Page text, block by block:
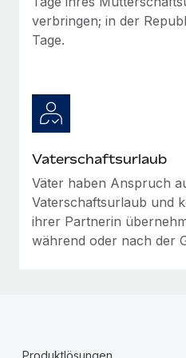
verbringen; in der
Tage.
Vaterschaftsurlaub
Väter haben Anspruch
Vaterschaftsurlaub und
ihrer Partnerin
während oder nach der
Produktlösungen